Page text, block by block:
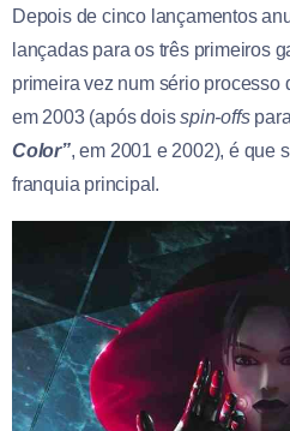
Depois de cinco lançamentos
lançadas para os três primeiros
primeira vez num sério processo
em 2003 (após doisspin-offs
Color”, em 2001 e 2002), é que
franquia principal.